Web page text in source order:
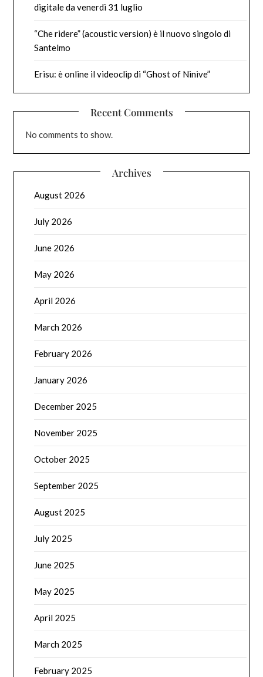
digitale da venerdì 31 luglio
“Che ridere” (acoustic version) è il nuovo singolo di
Santelmo
Erisu: è online il videoclip di “Ghost of Ninive”
Recent Comments
No comments to show.
Archives
August 2026
July 2026
June 2026
May 2026
April 2026
March 2026
February 2026
January 2026
December 2025
November 2025
October 2025
September 2025
August 2025
July 2025
June 2025
May 2025
April 2025
March 2025
February 2025